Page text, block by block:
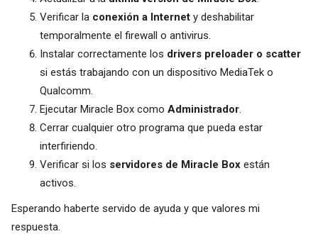
Verificar la conexión a Internety deshabilitar
temporalmente el firewall o antivirus.
Instalar correctamente los drivers preloader o scatter
si estás trabajando con un dispositivo MediaTek o
Qualcomm.
Ejecutar Miracle Box como Administrador.
Cerrar cualquier otro programa que pueda estar
interfiriendo.
Verificar si los servidores de Miracle Boxestán
activos.
Esperando haberte servido de ayuda y que valores mi
respuesta.